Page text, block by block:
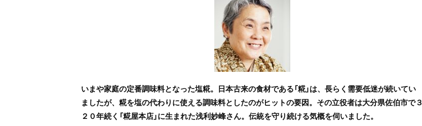
k
いまや家庭の定番調味料となった塩糀。日本古来の食材である「糀」は、長らく需要低迷が続いてい
ましたが、糀を塩の代わりに使える調味料としたのがヒットの要因。その立役者は大分県佐伯市で３
２０年続く「糀屋本店」に生まれた浅利妙峰さん。伝統を守り続ける気概を伺いました。